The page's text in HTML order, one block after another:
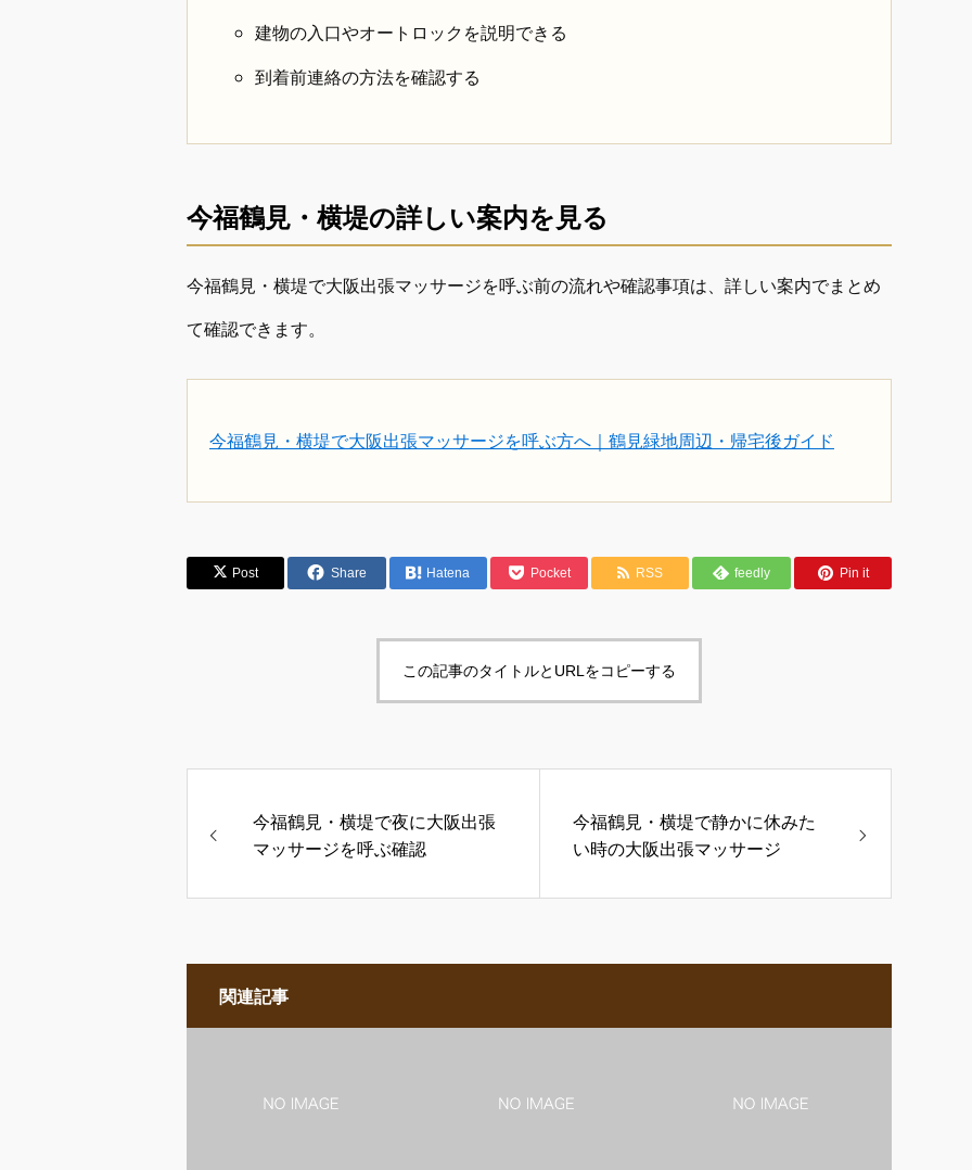
建物の入口やオートロックを説明できる
到着前連絡の方法を確認する
今福鶴見・横堤の詳しい案内を見る
今福鶴見・横堤で大阪出張マッサージを呼ぶ前の流れや確認事項は、詳しい案内でまとめ
て確認できます。
今福鶴見・横堤で大阪出張マッサージを呼ぶ方へ｜鶴見緑地周辺・帰宅後ガイド
Post Share Hatena Pocket RSS feedly Pin it
この記事のタイトルとURLをコピーする
今福鶴見・横堤で夜に大阪出張
マッサージを呼ぶ確認
今福鶴見・横堤で静かに休みた
い時の大阪出張マッサージ
関連記事